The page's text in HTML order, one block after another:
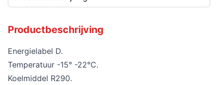
Productbeschrijving
Energielabel D.
Temperatuur -15° -22°C.
Koelmiddel R290.